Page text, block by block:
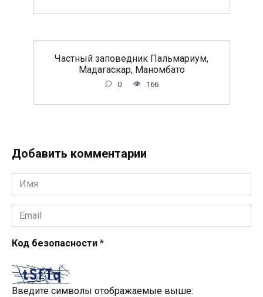
Частный заповедник Пальмариум,
Мадагаскар, Маномбато
0 166
Добавить комментарии
Имя
*
Email
*
Код безопасности *
Введите символы отображаемые выше: